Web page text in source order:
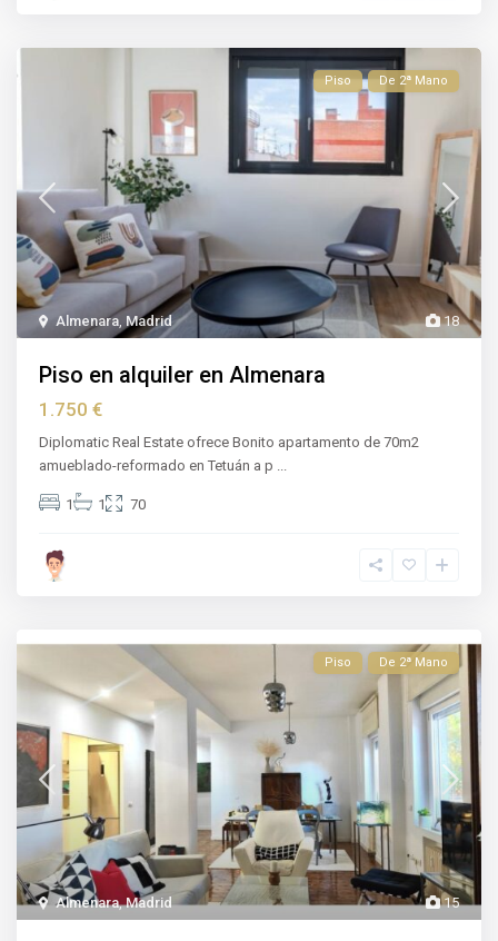
18
Almenara, Madrid
Piso De 2ª Mano
Piso en alquiler en Almenara
1.750 €
Diplomatic Real Estate ofrece Bonito apartamento de 70m2
amueblado-reformado en Tetuán a p ...
1 1 70
15
Almenara,Madrid
Piso De 2ª Mano